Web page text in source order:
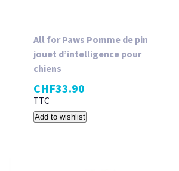
All for Paws Pomme de pin
jouet d’intelligence pour
chiens
CHF33.90
TTC
Add to wishlist